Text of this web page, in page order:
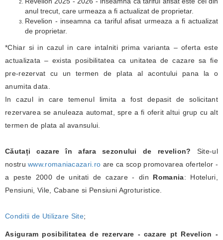
anul trecut, care urmeaza a fi actualizat de proprietar.
Revelion - inseamna ca tariful afisat urmeaza a fi actualizat
de proprietar.
*Chiar si in cazul in care intalniti prima varianta – oferta este
actualizata – exista posibilitatea ca unitatea de cazare sa fie
pre-rezervat cu un termen de plata al acontului pana la o
anumita data.
In cazul in care temenul limita a fost depasit de solicitant
rezervarea se anuleaza automat, spre a fi oferit altui grup cu alt
termen de plata al avansului.
Căutați cazare în afara sezonului de revelion? Site-ul
nostruwww.romaniacazari.ro are ca scop promovarea ofertelor -
a peste 2000 de unitati de cazare - din Romania: Hoteluri,
Pensiuni, Vile, Cabane si Pensiuni Agroturistice.
Conditii de Utilizare Site;
Asiguram posibilitatea de rezervare - cazare pt Revelion -